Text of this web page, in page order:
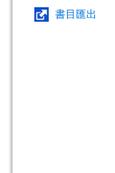
書目匯出